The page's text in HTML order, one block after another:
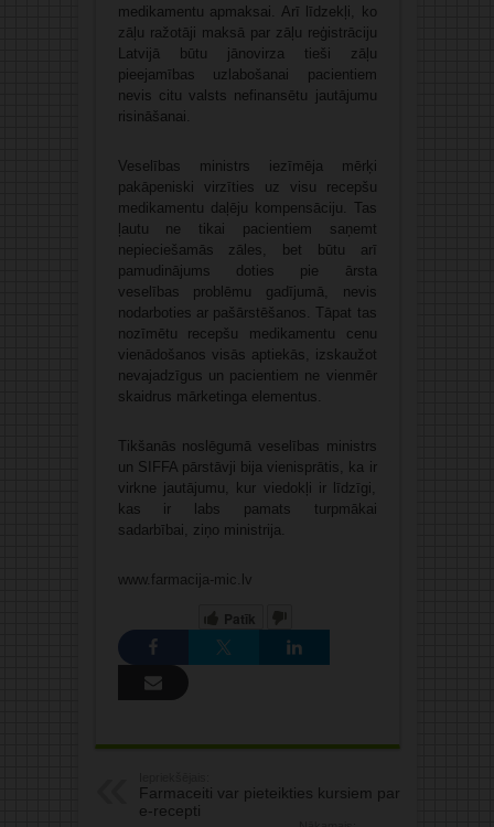
medikamentu apmaksai. Arī līdzekļi, ko
zāļu ražotāji maksā par zāļu reģistrāciju
Latvijā būtu jānovirza tieši zāļu
pieejamības uzlabošanai pacientiem
nevis citu valsts nefinansētu jautājumu
risināšanai.
Veselības ministrs iezīmēja mērķi
pakāpeniski virzīties uz visu recepšu
medikamentu daļēju kompensāciju. Tas
ļautu ne tikai pacientiem saņemt
nepieciešamās zāles, bet būtu arī
pamudinājums doties pie ārsta
veselības problēmu gadījumā, nevis
nodarboties ar pašārstēšanos. Tāpat tas
nozīmētu recepšu medikamentu cenu
vienādošanos visās aptiekās, izskaužot
nevajadzīgus un pacientiem ne vienmēr
skaidrus mārketinga elementus.
Tikšanās noslēgumā veselības ministrs
un SIFFA pārstāvji bija vienisprātis, ka ir
virkne jautājumu, kur viedokļi ir līdzīgi,
kas ir labs pamats turpmākai
sadarbībai, ziņo ministrija.
www.farmacija-mic.lv
Patīk
Farmaceiti var pieteikties kursiem par
e-recepti